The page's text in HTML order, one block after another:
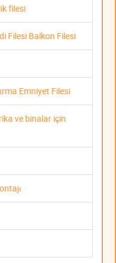
filesi
Filesi Balkon Filesi
Emniyet Filesi
ve binalar için